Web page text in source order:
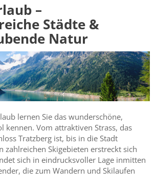
–
Städte &
Natur
lernen Sie das wunderschöne,
kennen. Vom attraktiven Strass, das
Tratzberg ist, bis in die Stadt
zahlreichen Skigebieten erstreckt sich
sich in eindrucksvoller Lage inmitten
die zum Wandern und Skilaufen